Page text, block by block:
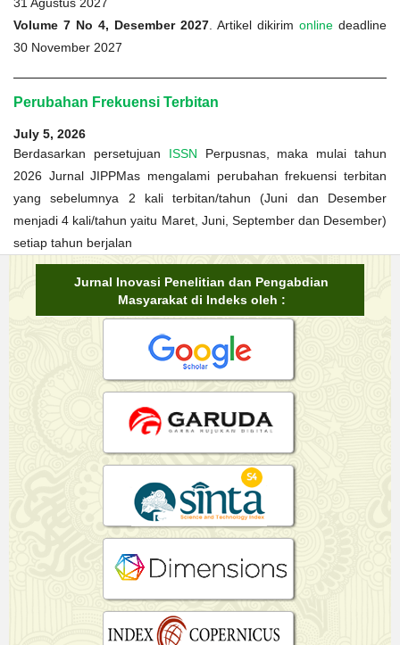
Volume 7 No 4, Desember 2027 . Artikel dikirim online deadline
30 November 2027
Perubahan Frekuensi Terbitan
July 5, 2026
Berdasarkan persetujuan ISSN Perpusnas, maka mulai tahun
2026 Jurnal JIPPMas mengalami perubahan frekuensi terbitan
yang sebelumnya 2 kali terbitan/tahun (Juni dan Desember
menjadi 4 kali/tahun yaitu Maret, Juni, September dan Desember)
setiap tahun berjalan
Jurnal Inovasi Penelitian dan Pengabdian
Masyarakat di Indeks oleh :